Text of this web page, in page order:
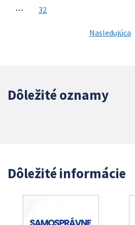
⋯ 32
Nasledujúca
Dôležité oznamy
Dôležité informácie